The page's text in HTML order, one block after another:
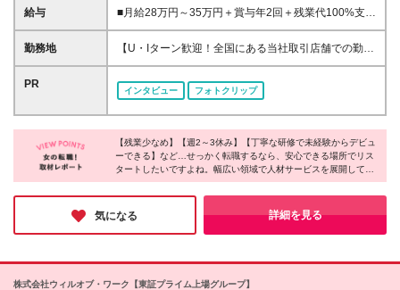
歓迎 ◆第二新卒も歓迎 ◆学歴不問 ≪こんな方を求め
が好きな方 ☆販売だけでなく幅広い仕事にチャレン
ジしたい方 雑談ベースの気軽な面談を通じて、納得
給与
■月給28万円～35万円＋賞与年2回＋残業代100%支給
／SVの場合 ■月給25万円～30万円＋賞与年2回＋残業
代100%支給／店長候補の場合 ■月給23万円～25万円
を考慮のうえ、スタート時の給与を決定します ※2ヶ
勤務地
【U・Iターン歓迎！全国にある当社取引店舗での勤
務】 ★希望勤務地への配属となります ★基本的に担
当店舗（小売店・商業施設）への直行直帰となります
駅チカ／人気エリア／ショッピングモール・アウトレ
ット・百貨店／主要駅から徒歩10分圏内の勤務地も！
～勤務地は下記いずれかとなります～ 【北海道・東
北】 北海道、宮城 【関東】 茨城、千葉、東京、埼
玉、神奈川 【中部】 長野、福井、静岡、愛知 【近
畿】 大阪、京都、兵庫、滋賀、三重 【中国】 岡山、
崎、鹿児島 本社／東京都新宿区新宿3-1-24 京王新
宿三丁目ビル3階 支店／札幌、名古屋、大阪、広島、
PR
インタビュー フォトクリップ
【残業少なめ】【週2～3休み】【丁寧な研修で未経験からデビュ
ーできる】など…せっかく転職するなら、安心できる場所でリス
タートしたいですよね。幅広い領域で人材サービスを展開してい
る同社では、充実した休日休暇や残業時間の削減によって働きや
すい環境を作っているのだとか！東証プライム上場企業グループ
としての安定性も同社の魅力。新たな一歩を踏み出す場所にぴっ
たりではないでしょうか。
気になる 詳細を見る
株式会社ウィルオブ・ワーク【東証プライム上場グループ】